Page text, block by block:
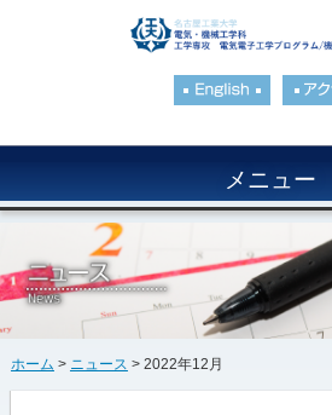
メニュー
ホーム > ニュース > 2022年12月